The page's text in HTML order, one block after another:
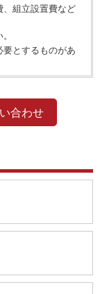
組立設置費など
とするものがあ
合わせ